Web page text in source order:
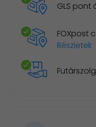
GLS pont
FOXpost
Részletek